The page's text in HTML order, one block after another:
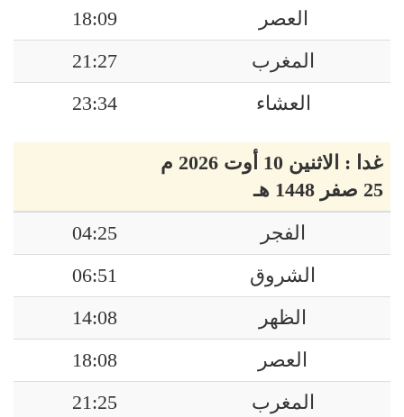
العصر
18:09
المغرب
21:27
العشاء
23:34
غدا : الاثنين 10 أوت 2026 م
25 صفر 1448 هـ
الفجر
04:25
الشروق
06:51
الظهر
14:08
العصر
18:08
المغرب
21:25